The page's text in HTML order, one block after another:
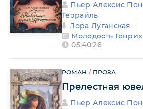
Пьер Алексис
Террайль
Лора Луганская
Молодость
05:40:26
РОМАН / ПРОЗА
Прелестная
Пьер Алексис